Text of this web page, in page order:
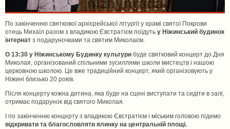
По закінченню святкової архієрейської літургії у храмі святої Покрови
отець Михаїл разом з владикою Євстратієм поїдуть у Ніжинський будинок
інтернат з подаруночками та святим Миколаєм.
О 13:30 у Ніжинському Будинку культури буде святковий концерт до Дня
Миколая, організований спільними зусиллями школи мистецтв і нашою
церковною школою. Це вже традиційний концерт, який організовують у
Ніжині близько 20 років.
Після концерту кожна дитина, яка буде на сцені виступати та сидіти в залі,
отримає подарунок від святого Миколая.
І по закінченню концерту з владикою Євстратієм і міським головою підемо
відкривати та благословляти ялинку на центральній площі.